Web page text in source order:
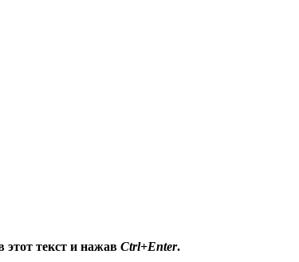
текст и нажав Ctrl+Enter.